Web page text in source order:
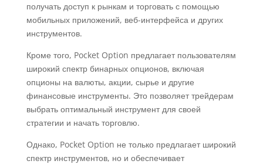
получать доступ к рынкам и торговать с помощью
мобильных приложений, веб-интерфейса и других
инструментов.
Кроме того, Pocket Option предлагает пользователям
широкий спектр бинарных опционов, включая
опционы на валюты, акции, сырье и другие
финансовые инструменты. Это позволяет трейдерам
выбрать оптимальный инструмент для своей
стратегии и начать торговлю.
Однако, Pocket Option не только предлагает широкий
спектр инструментов, но и обеспечивает